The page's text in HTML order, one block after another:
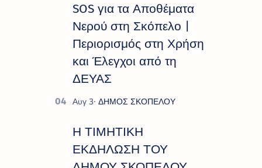
SOS για τα Αποθέματα
Νερού στη Σκόπελο |
Περιορισμός στη Χρήση
και Έλεγχοι από τη
ΔΕΥΑΣ
Η ΤΙΜΗΤΙΚΗ
ΕΚΔΗΛΩΣΗ ΤΟΥ